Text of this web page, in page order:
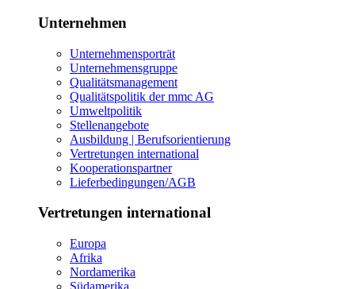
Unternehmen
Unternehmensporträt
Unternehmensgruppe
Qualitätsmanagement
Qualitätspolitik der mmc AG
Umweltpolitik
Stellenangebote
Ausbildung | Berufsorientierung
Vertretungen international
Kooperationspartner
Lieferbedingungen/AGB
Vertretungen international
Europa
Afrika
Nordamerika
Südamerika